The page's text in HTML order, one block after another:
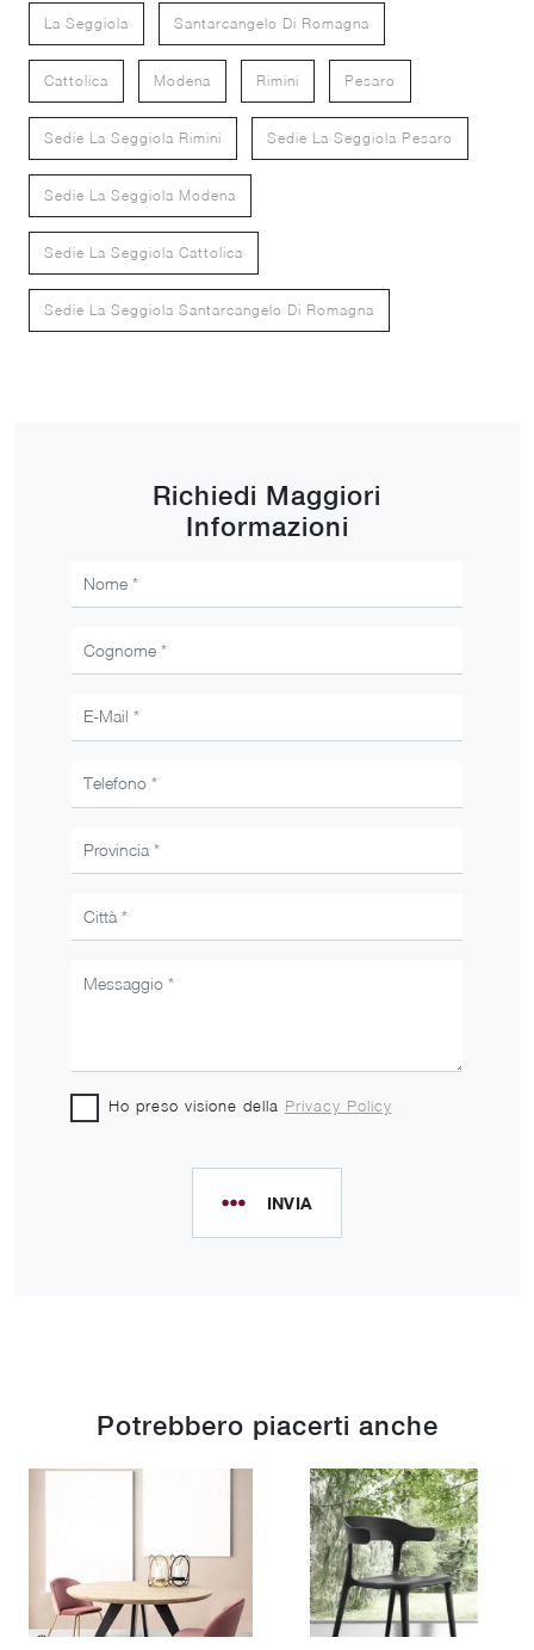
La Seggiola Santarcangelo Di Romagna
Cattolica Modena Rimini Pesaro
Sedie La Seggiola Rimini Sedie La Seggiola Pesaro
Sedie La Seggiola Modena
Sedie La Seggiola Cattolica
Sedie La Seggiola Santarcangelo Di Romagna
Richiedi Maggiori
Informazioni
Ho preso visione della Privacy Policy
INVIA
Potrebbero piacerti anche